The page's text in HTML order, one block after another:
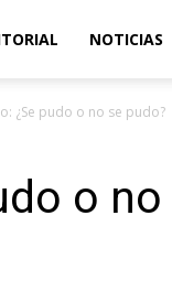
NOTICIAS
¿Se pudo o no se pudo?
o